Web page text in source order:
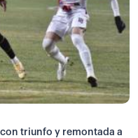
con triunfo y remontada a